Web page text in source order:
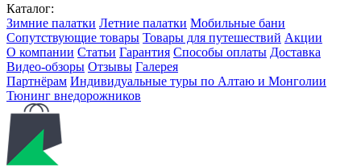
Каталог:
Зимние палатки Летние палатки Мобильные бани
Сопутствующие товары Товары для путешествий Акции
О компании Статьи Гарантия Способы оплаты Доставка
Видео-обзоры Отзывы Галерея
Партнёрам Индивидуальные туры по Алтаю и Монголии
Тюнинг внедорожников